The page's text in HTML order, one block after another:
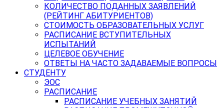
КОЛИЧЕСТВО ПОДАННЫХ ЗАЯВЛЕНИЙ
(РЕЙТИНГ АБИТУРИЕНТОВ)
СТОИМОСТЬ ОБРАЗОВАТЕЛЬНЫХ УСЛУГ
РАСПИСАНИЕ ВСТУПИТЕЛЬНЫХ
ИСПЫТАНИЙ
ЦЕЛЕВОЕ ОБУЧЕНИЕ
ОТВЕТЫ НА ЧАСТО ЗАДАВАЕМЫЕ ВОПРОСЫ
СТУДЕНТУ
ЭОС
РАСПИСАНИЕ
РАСПИСАНИЕ УЧЕБНЫХ ЗАНЯТИЙ